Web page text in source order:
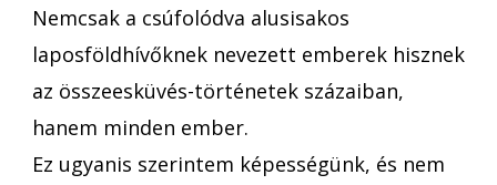
Nemcsak a csúfolódva alusisakos
laposföldhívőknek nevezett emberek hisznek
az összeesküvés-történetek százaiban,
hanem minden ember.
Ez ugyanis szerintem képességünk, és nem